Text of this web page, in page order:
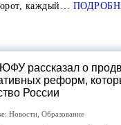
каждый…
рассказал о
реформ,
России
Новости Образование